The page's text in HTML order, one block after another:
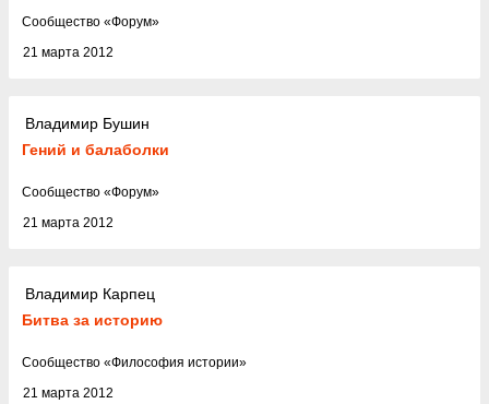
21 марта 2012
Cообщество «Форум»
Владимир Бушин
Гений и балаболки
21 марта 2012
Cообщество «Форум»
Владимир Карпец
Битва за историю
21 марта 2012
Cообщество «Философия истории»